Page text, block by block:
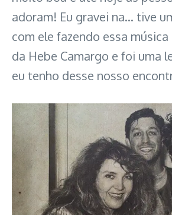
adoram! Eu gravei na… tive
com ele fazendo essa
da Hebe Camargo e foi uma
eu tenho desse nosso